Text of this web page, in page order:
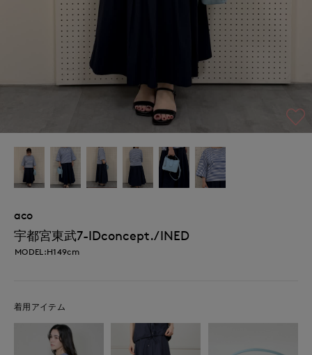
aco
宇都宮東武7-IDconcept./INED
MODEL:H149cm
着用アイテム